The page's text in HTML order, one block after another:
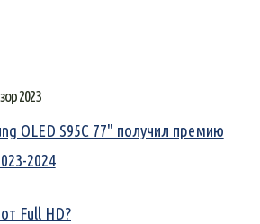
2023
OLED S95C 77" получил премию
2024
Full HD?